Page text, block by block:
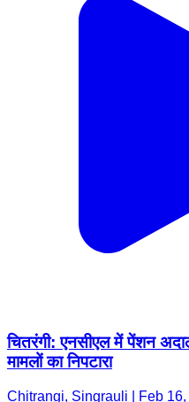
चितरंगी: एनसीएल में पेंशन
मामलों का निपटारा
Chitrangi, Singrauli | Feb